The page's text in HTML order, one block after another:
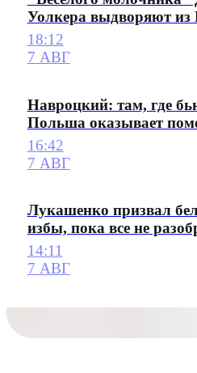
Уолкера выдворяют из
18:12
7 АВГ
Навроцкий: там, где
Польша оказывает
16:42
7 АВГ
Лукашенко призвал
избы, пока все не
14:11
7 АВГ